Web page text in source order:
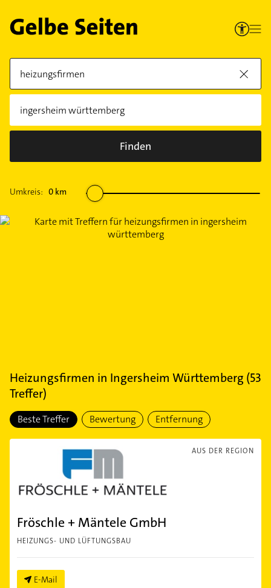
Finden
Umkreis: 0 km
Heizungsfirmen in Ingersheim Württemberg (53
Treffer)
Beste Treffer Bewertung Entfernung
AUS DER REGION
Fröschle + Mäntele GmbH
HEIZUNGS- UND LÜFTUNGSBAU
E-Mail